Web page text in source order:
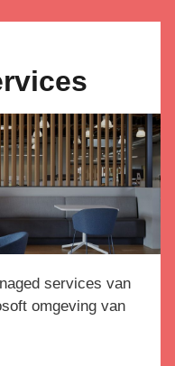
services van
omgeving van